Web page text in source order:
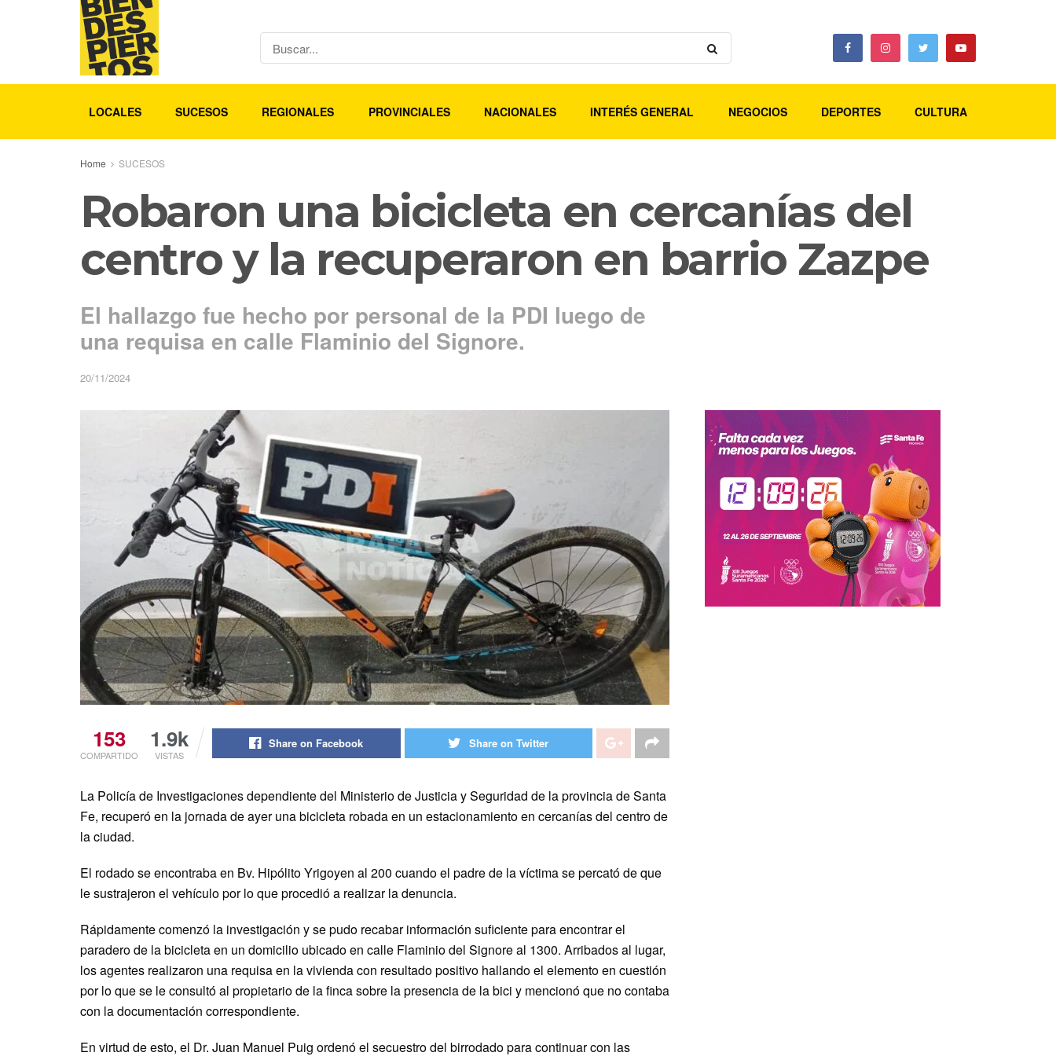
LOCALES SUCESOS REGIONALES PROVINCIALES NACIONALES INTERÉS GENERAL NEGOCIOS DEPORTES CULTURA
Home SUCESOS
Robaron una bicicleta en cercanías del
centro y la recuperaron en barrio Zazpe
El hallazgo fue hecho por personal de la PDI luego de
una requisa en calle Flaminio del Signore.
20/11/2024
153
COMPARTIDO
1.9k
VISTAS
Share on Facebook Share on Twitter
La Policía de Investigaciones dependiente del Ministerio de Justicia y Seguridad de la provincia de Santa
Fe, recuperó en la jornada de ayer una bicicleta robada en un estacionamiento en cercanías del centro de
la ciudad.
El rodado se encontraba en Bv. Hipólito Yrigoyen al 200 cuando el padre de la víctima se percató de que
le sustrajeron el vehículo por lo que procedió a realizar la denuncia.
Rápidamente comenzó la investigación y se pudo recabar información suficiente para encontrar el
paradero de la bicicleta en un domicilio ubicado en calle Flaminio del Signore al 1300. Arribados al lugar,
los agentes realizaron una requisa en la vivienda con resultado positivo hallando el elemento en cuestión
por lo que se le consultó al propietario de la finca sobre la presencia de la bici y mencionó que no contaba
con la documentación correspondiente.
En virtud de esto, el Dr. Juan Manuel Puig ordenó el secuestro del birrodado para continuar con las